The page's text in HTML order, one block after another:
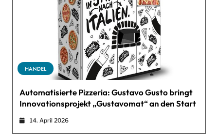
HANDEL
Automatisierte Pizzeria: Gustavo Gusto bringt
Innovationsprojekt „Gustavomat“ an den Start
14. April 2026